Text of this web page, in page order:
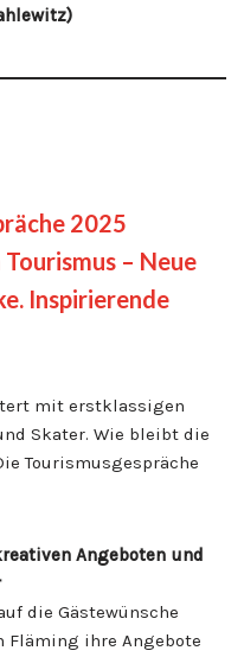
2025
– Neue
Inspirierende
mit erstklassigen
Skater. Wie bleibt die
Tourismusgespräche
Angeboten und
die Gästewünsche
Fläming ihre Angebote